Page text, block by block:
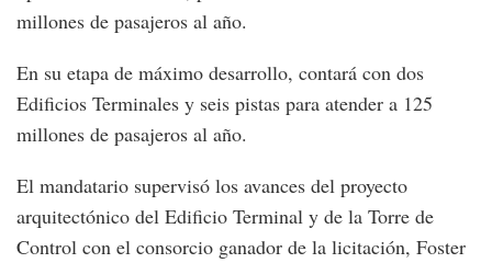
millones de pasajeros al año.
En su etapa de máximo desarrollo, contará con dos
Edificios Terminales y seis pistas para atender a 125
millones de pasajeros al año.
El mandatario supervisó los avances del proyecto
arquitectónico del Edificio Terminal y de la Torre de
Control con el consorcio ganador de la licitación, Foster